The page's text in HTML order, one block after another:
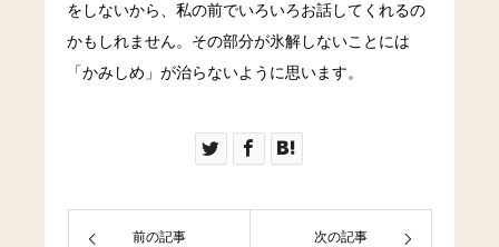
をしないから、私の前でいろいろお話してくれるの
かもしれません。その部分が氷解しないことには
「かみしめ」が治らないように思います。
前の記事 次の記事